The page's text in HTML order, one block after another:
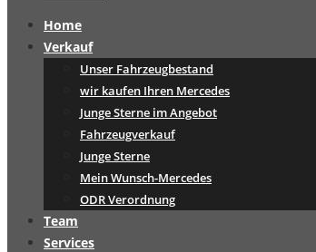
Home
Verkauf
Unser Fahrzeugbestand
wir kaufen Ihren Mercedes
Junge Sterne im Angebot
Fahrzeugverkauf
Junge Sterne
Mein Wunsch-Mercedes
ODR Verordnung
Team
Services